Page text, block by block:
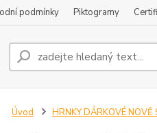
podmínky Piktogramy
Úvod HRNKY DÁRKOVÉ NOVĚ